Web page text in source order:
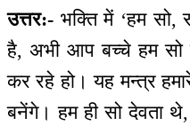
उत्तर:- भक्ति में ‘हम सो,
है, अभी आप बच्चे हम सो
कर रहे हो। यह मन्‍त्र
बनेंगे। हम ही सो देवता